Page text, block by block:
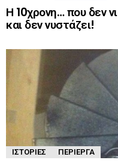
Η 10χρονη… που δεν
και δεν νυστάζει!
ΙΣΤΟΡΊΕΣ ΠΕΡΊΕΡΓΑ